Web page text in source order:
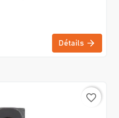
Détails
favorite_border